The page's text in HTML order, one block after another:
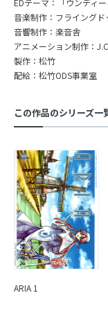
EDテーマ：「ウンディ
音楽制作：フライングド
音響制作：楽音舎
アニメーション制作：
製作：松竹
配給：松竹ODS事業室
この作品のシリーズ一
ARIA 1